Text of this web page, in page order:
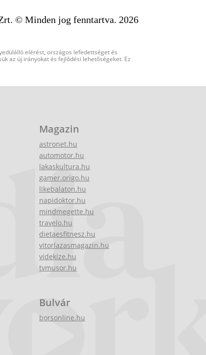
© Minden jog fenntartva. 2026
elérést, országos lefedettséget és
az új irányokat és fejlődési lehetőségeket. Ez
Magazin
astronet.hu
automotor.hu
lakaskultura.hu
gamer.origo.hu
likebalaton.hu
napidoktor.hu
mindmegette.hu
travelo.hu
dietaesfitnesz.hu
vitorlazasmagazin.hu
videkize.hu
tvmusor.hu
Bulvár
borsonline.hu